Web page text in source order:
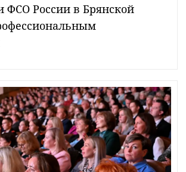
России в Брянской